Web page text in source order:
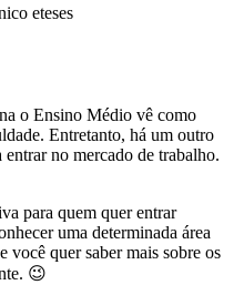
o Ensino Médio vê como
Entretanto, há um outro
no mercado de trabalho.
para quem quer entrar
uma determinada área
você quer saber mais sobre os
😉